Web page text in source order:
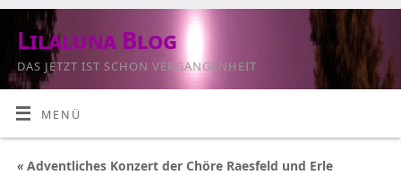
Lilaluna Blog
DAS JETZT IST SCHON VERGANGENHEIT
MENÜ
«Adventliches Konzert der Chöre Raesfeld und Erle